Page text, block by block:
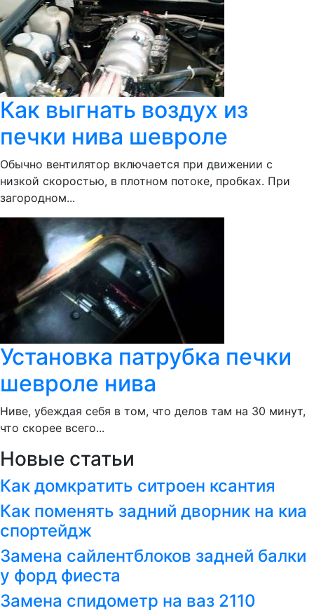
Как выгнать воздух из
печки нива шевроле
Обычно вентилятор включается при движении с
низкой скоростью, в плотном потоке, пробках. При
загородном...
Установка патрубка печки
шевроле нива
Ниве, убеждая себя в том, что делов там на 30 минут,
что скорее всего...
Новые статьи
Как домкратить ситроен ксантия
Как поменять задний дворник на киа
спортейдж
Замена сайлентблоков задней балки
у форд фиеста
Замена спидометр на ваз 2110